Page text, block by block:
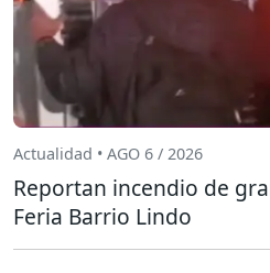
Actualidad • AGO 6 / 2026
Reportan incendio de
Feria Barrio Lindo